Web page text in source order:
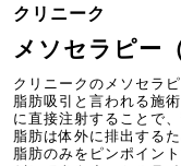
クリニーク
メソセラピー
クリニークのメソセラ
脂肪吸引と言われる施
に直接注射することで
脂肪は体外に排出する
脂肪のみをピンポイン